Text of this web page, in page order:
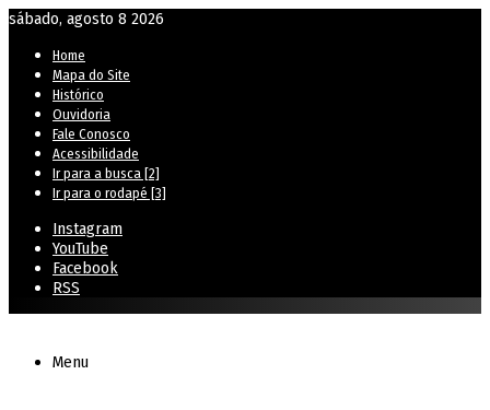
sábado, agosto 8 2026
Home
Mapa do Site
Histórico
Ouvidoria
Fale Conosco
Acessibilidade
Ir para a busca [2]
Ir para o rodapé [3]
Instagram
YouTube
Facebook
RSS
Menu